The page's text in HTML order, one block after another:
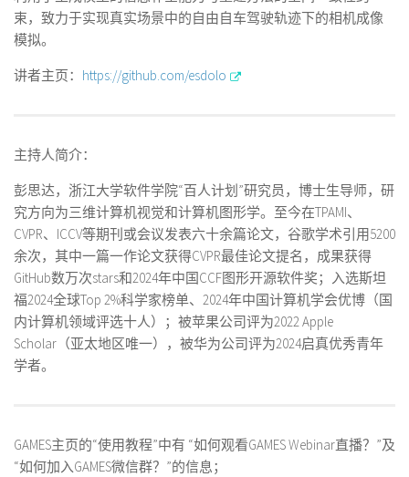
束，致力于实现真实场景中的自由自车驾驶轨迹下的相机成像
模拟。
讲者主页： https://github.com/esdolo
主持人简介：
彭思达，浙江大学软件学院“百人计划”研究员，博士生导师，研
究方向为三维计算机视觉和计算机图形学。至今在TPAMI、
CVPR、ICCV等期刊或会议发表六十余篇论文，谷歌学术引用5200
余次，其中一篇一作论文获得CVPR最佳论文提名，成果获得
GitHub数万次stars和2024年中国CCF图形开源软件奖；入选斯坦
福2024全球Top 2%科学家榜单、2024年中国计算机学会优博（国
内计算机领域评选十人）；被苹果公司评为2022 Apple
Scholar（亚太地区唯一），被华为公司评为2024启真优秀青年
学者。
GAMES主页的“使用教程”中有 “如何观看GAMES Webinar直播？”及
“如何加入GAMES微信群？”的信息；